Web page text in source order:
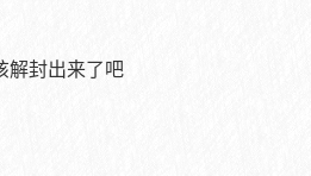
解封出来了吧